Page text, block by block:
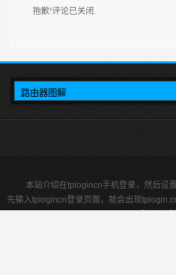
抱歉!评论已关闭.
本站介绍在tplogincn手机登录，然后设
先输入tplogincn登录页面，就会出现